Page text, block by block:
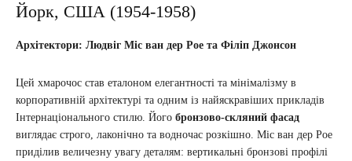
Йорк, США (1954-1958)
Архітектори: Людвіг Міс ван дер Рое та Філіп Джонсон
Цей хмарочос став еталоном елегантності та мінімалізму в
корпоративній архітектурі та одним із найяскравіших прикладів
Інтернаціонального стилю. Його бронзово-скляний фасад
виглядає строго, лаконічно та водночас розкішно. Міс ван дер Рое
приділив величезну увагу деталям: вертикальні бронзові профілі